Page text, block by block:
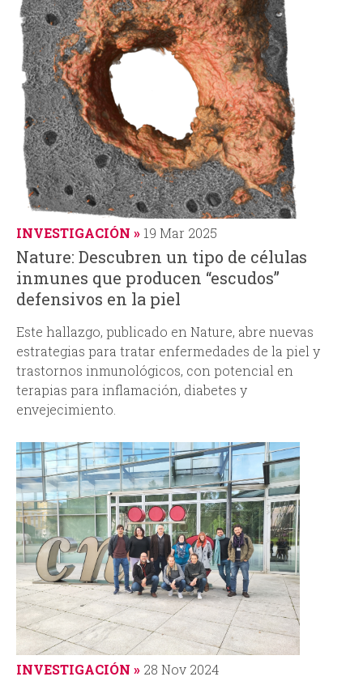
INVESTIGACIÓN 19 Mar 2025
Nature: Descubren un tipo de células
inmunes que producen “escudos”
defensivos en la piel
Este hallazgo, publicado en Nature, abre nuevas
estrategias para tratar enfermedades de la piel y
trastornos inmunológicos, con potencial en
terapias para inflamación, diabetes y
envejecimiento.
INVESTIGACIÓN 28 Nov 2024